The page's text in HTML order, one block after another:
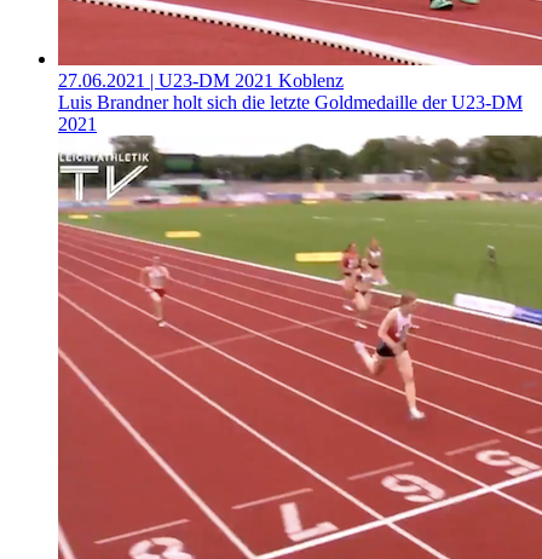
27.06.2021 | U23-DM 2021 Koblenz
Luis Brandner holt sich die letzte Goldmedaille der U23-DM
2021